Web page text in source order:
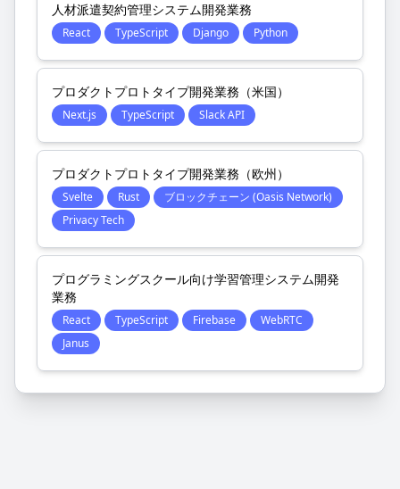
人材派遣契約管理システム開発業務
React TypeScript Django Python
プロダクトプロトタイプ開発業務（米国）
Next.js TypeScript Slack API
プロダクトプロトタイプ開発業務（欧州）
Svelte Rust
ブロックチェーン (Oasis Network)
Privacy Tech
プログラミングスクール向け学習管理システム開発
業務
React TypeScript Firebase
WebRTC
Janus